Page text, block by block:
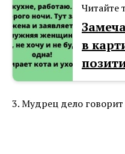
Читайте
в
3. Мудрец дело говорит